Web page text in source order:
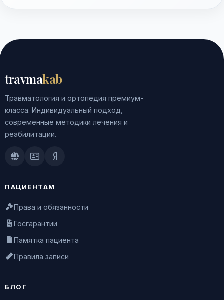
travmakab
Травматология и ортопедия премиум-
класса. Индивидуальный подход,
современные методики лечения и
реабилитации.
Doctu.ruПроДокторов
Яндекс.Здоровье
ПАЦИЕНТАМ
Права и обязанности
Госгарантии
Памятка пациента
Правила записи
БЛОГ